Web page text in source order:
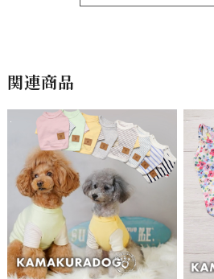
関連商品